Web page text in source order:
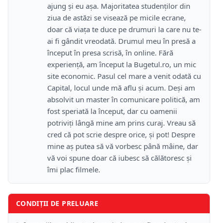
ajung și eu așa. Majoritatea studenților din
ziua de astăzi se visează pe micile ecrane,
doar că viața te duce pe drumuri la care nu te-
ai fi gândit vreodată. Drumul meu în presă a
început în presa scrisă, în online. Fără
experiență, am început la Bugetul.ro, un mic
site economic. Pasul cel mare a venit odată cu
Capital, locul unde mă aflu și acum. Deși am
absolvit un master în comunicare politică, am
fost speriată la început, dar cu oamenii
potriviți lângă mine am prins curaj. Vreau să
cred că pot scrie despre orice, și pot! Despre
mine aș putea să vă vorbesc până mâine, dar
vă voi spune doar că iubesc să călătoresc și
îmi plac filmele.
CONDIȚII DE PRELUARE